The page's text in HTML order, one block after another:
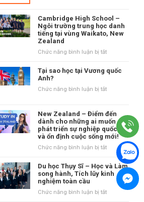
đại
học
trong
50
cầu
học
gì
ở
Cambridge High School –
Ngôi trường trung học danh
tiếng tại vùng Waikato, New
Zealand
Chức năng bình luận bị tắtở
High
trung
học
danh
tiếng
tại
vùng
Waikato,
New
Zealand
Tại sao học tại Vương quốc
Anh?
Chức năng bình luận bị tắtở
học
tại
Vương
quốc
Anh?
New Zealand – Điểm đến
dành cho những ai muốn
phát triển sự nghiệp quốc tế
và ổn định cuộc sống mới!
Chức năng bình luận bị tắtở
New
Zealand
–
Điểm
đến
Du học Thụy Sĩ – Học và Làm
song hành, Tích lũy kinh
nghiệm toàn cầu
Chức năng bình luận bị tắtở